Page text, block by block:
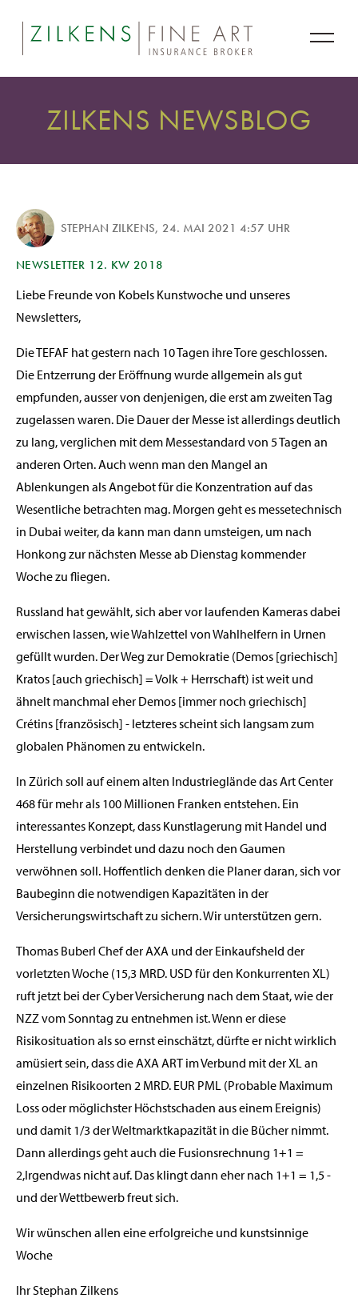
ZILKENS NEWSBLOG
STEPHAN ZILKENS, 24. MAI 2021 4:57 UHR
NEWSLETTER 12. KW 2018
Liebe Freunde von Kobels Kunstwoche und unseres
Newsletters,
Die TEFAF hat gestern nach 10 Tagen ihre Tore geschlossen.
Die Entzerrung der Eröffnung wurde allgemein als gut
empfunden, ausser von denjenigen, die erst am zweiten Tag
zugelassen waren. Die Dauer der Messe ist allerdings deutlich
zu lang, verglichen mit dem Messestandard von 5 Tagen an
anderen Orten. Auch wenn man den Mangel an
Ablenkungen als Angebot für die Konzentration auf das
Wesentliche betrachten mag. Morgen geht es messetechnisch
in Dubai weiter, da kann man dann umsteigen, um nach
Honkong zur nächsten Messe ab Dienstag kommender
Woche zu fliegen.
Russland hat gewählt, sich aber vor laufenden Kameras dabei
erwischen lassen, wie Wahlzettel von Wahlhelfern in Urnen
gefüllt wurden. Der Weg zur Demokratie (Demos [griechisch]
Kratos [auch griechisch] = Volk + Herrschaft) ist weit und
ähnelt manchmal eher Demos [immer noch griechisch]
Crétins [französisch] - letzteres scheint sich langsam zum
globalen Phänomen zu entwickeln.
In Zürich soll auf einem alten Industrieglände das Art Center
468 für mehr als 100 Millionen Franken entstehen. Ein
interessantes Konzept, dass Kunstlagerung mit Handel und
Herstellung verbindet und dazu noch den Gaumen
verwöhnen soll. Hoffentlich denken die Planer daran, sich vor
Baubeginn die notwendigen Kapazitäten in der
Versicherungswirtschaft zu sichern. Wir unterstützen gern.
Thomas Buberl Chef der AXA und der Einkaufsheld der
vorletzten Woche (15,3 MRD. USD für den Konkurrenten XL)
ruft jetzt bei der Cyber Versicherung nach dem Staat, wie der
NZZ vom Sonntag zu entnehmen ist. Wenn er diese
Risikosituation als so ernst einschätzt, dürfte er nicht wirklich
amüsiert sein, dass die AXA ART im Verbund mit der XL an
einzelnen Risikoorten 2 MRD. EUR PML (Probable Maximum
Loss oder möglichster Höchstschaden aus einem Ereignis)
und damit 1/3 der Weltmarktkapazität in die Bücher nimmt.
Dann allerdings geht auch die Fusionsrechnung 1+1 =
2,Irgendwas nicht auf. Das klingt dann eher nach 1+1 = 1,5 -
und der Wettbewerb freut sich.
Wir wünschen allen eine erfolgreiche und kunstsinnige
Woche
Ihr Stephan Zilkens